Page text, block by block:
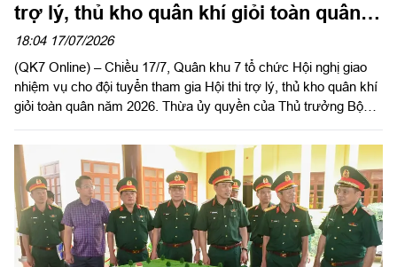
trợ lý, thủ kho quân khí giỏi toàn quân
năm 2026
18:04 17/07/2026
(QK7 Online) – Chiều 17/7, Quân khu 7 tổ chức Hội nghị giao
nhiệm vụ cho đội tuyển tham gia Hội thi trợ lý, thủ kho quân khí
giỏi toàn quân năm 2026. Thừa ủy quyền của Thủ trưởng Bộ
Kỹ thuật Quân khu chủ trì hội nghị.